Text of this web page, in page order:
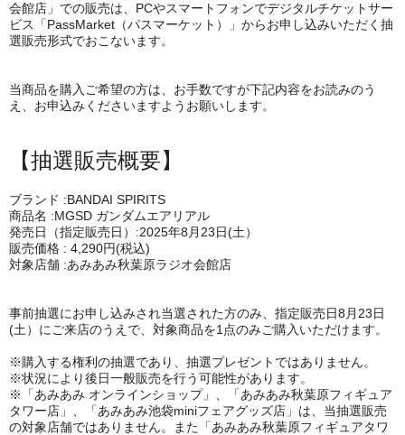
会館店」での販売は、PCやスマートフォンでデジタルチケットサー
ビス「PassMarket（パスマーケット）」からお申し込みいただく抽
選販売形式でおこないます。
当商品を購入ご希望の方は、お手数ですが下記内容をお読みのう
え、お申込みくださいますようお願いします。
【抽選販売概要】
ブランド :BANDAI SPIRITS
商品名 :MGSD ガンダムエアリアル
発売日（指定販売日）:2025年8月23日(土）
販売価格 : 4,290円(税込)
対象店舗 :あみあみ秋葉原ラジオ会館店
事前抽選にお申し込みされ当選された方のみ、指定販売日8月23日
(土）にご来店のうえで、対象商品を1点のみご購入いただけます。
※購入する権利の抽選であり、抽選プレゼントではありません。
※状況により後日一般販売を行う可能性があります。
※「あみあみ オンラインショップ」、「あみあみ秋葉原フィギュア
タワー店」、「あみあみ池袋miniフェアグッズ店」は、当抽選販売
の対象店舗ではありません。また「あみあみ秋葉原フィギュアタワ